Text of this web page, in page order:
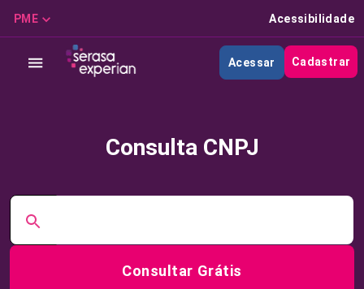
PME Acessibilidade
Acessar Cadastrar
Consulta CNPJ
Consultar Grátis